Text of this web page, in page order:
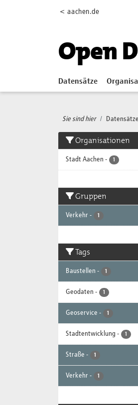
< aachen.de
Open
Datensätze
Sie sind hier Datensätze
Organisationen
Stadt Aachen - 1
Gruppen
Verkehr - 1
Tags
Baustellen - 1
Geodaten - 1
Geoservice - 1
Stadtentwicklung - 1
Straße - 1
Verkehr - 1